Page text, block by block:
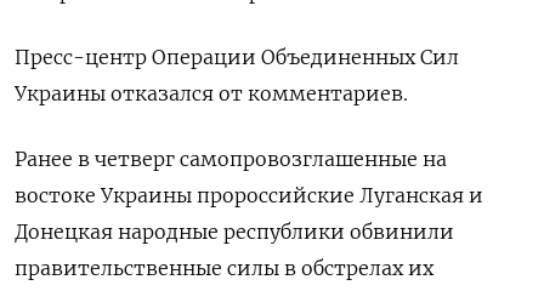
Пресс-центр Операции Объединенных Сил
Украины отказался от комментариев.
Ранее в четверг самопровозглашенные на
востоке Украины пророссийские Луганская и
Донецкая народные республики обвинили
правительственные силы в обстрелах их